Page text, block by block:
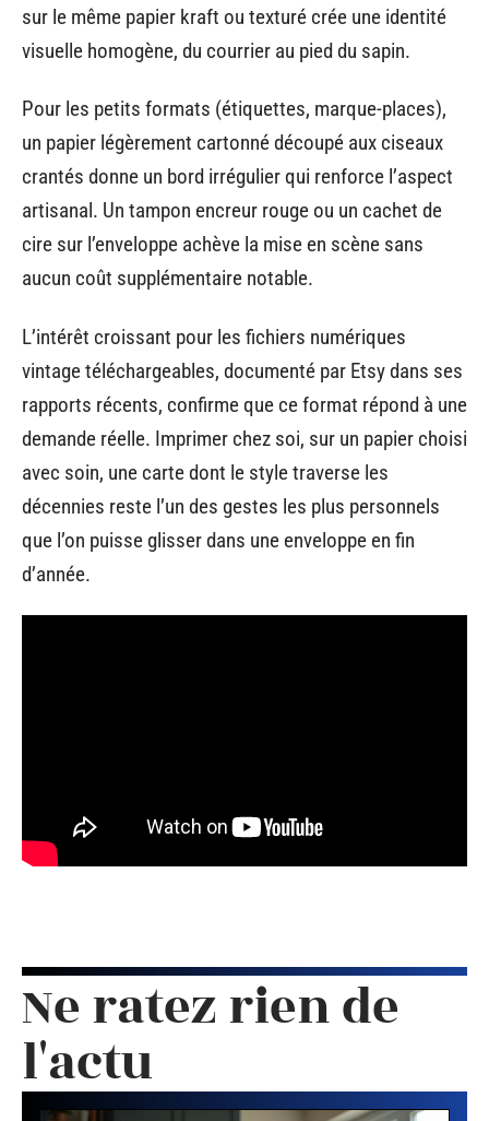
sur le même papier kraft ou texturé crée une identité
visuelle homogène, du courrier au pied du sapin.
Pour les petits formats (étiquettes, marque-places),
un papier légèrement cartonné découpé aux ciseaux
crantés donne un bord irrégulier qui renforce l’aspect
artisanal. Un tampon encreur rouge ou un cachet de
cire sur l’enveloppe achève la mise en scène sans
aucun coût supplémentaire notable.
L’intérêt croissant pour les fichiers numériques
vintage téléchargeables, documenté par Etsy dans ses
rapports récents, confirme que ce format répond à une
demande réelle. Imprimer chez soi, sur un papier choisi
avec soin, une carte dont le style traverse les
décennies reste l’un des gestes les plus personnels
que l’on puisse glisser dans une enveloppe en fin
d’année.
Ne ratez rien de
l'actu